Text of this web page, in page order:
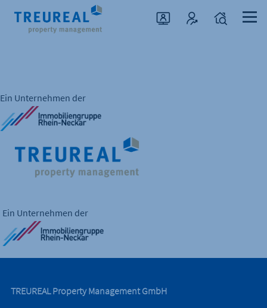
Ein Unternehmen der
Ein Unternehmen der
TREUREAL Property Management GmbH